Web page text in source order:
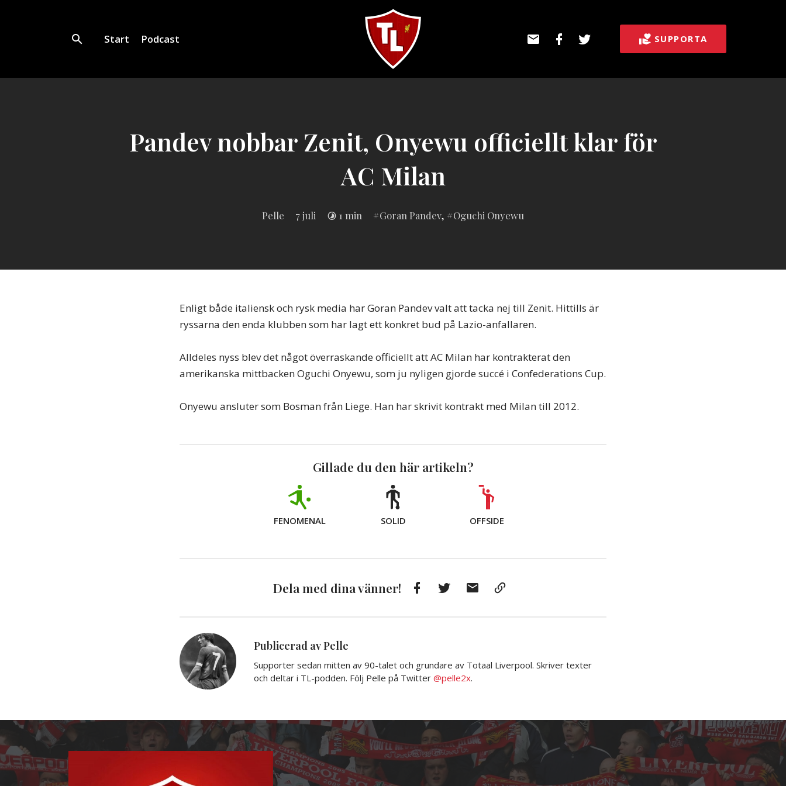
Sveriges
Start Podcast post
Facebook SUPPORTA
Pandev nobbar Zenit, Onyewu officiellt klar för
AC Milan
Pelle 7 juli 1 min
Inlagd
Goran Pandev, Oguchi Onyewu
Enligt både italiensk och rysk media har Goran Pandev valt att tacka nej till Zenit. Hittills är
ryssarna den enda klubben som har lagt ett konkret bud på Lazio-anfallaren.
Alldeles nyss blev det något överraskande officiellt att AC Milan har kontrakterat den
amerikanska mittbacken Oguchi Onyewu, som ju nyligen gjorde succé i Confederations Cup.
Onyewu ansluter som Bosman från Liege. Han har skrivit kontrakt med Milan till 2012.
Gillade du den här artikeln?
FENOMENAL SOLID OFFSIDE
Dela med dina vänner! FacebookTwitter
post
Publicerad av Pelle
Supporter sedan mitten av 90-talet och grundare av Totaal Liverpool. Skriver texter
och deltar i TL-podden. Följ Pelle på Twitter @pelle2x.